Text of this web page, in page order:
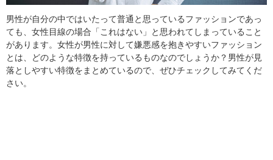
男性が自分の中ではいたって普通と思っているファッションであっ
ても、女性目線の場合「これはない」と思われてしまっていること
があります。女性が男性に対して嫌悪感を抱きやすいファッション
とは、どのような特徴を持っているものなのでしょうか？男性が見
落としやすい特徴をまとめているので、ぜひチェックしてみてくだ
さい。